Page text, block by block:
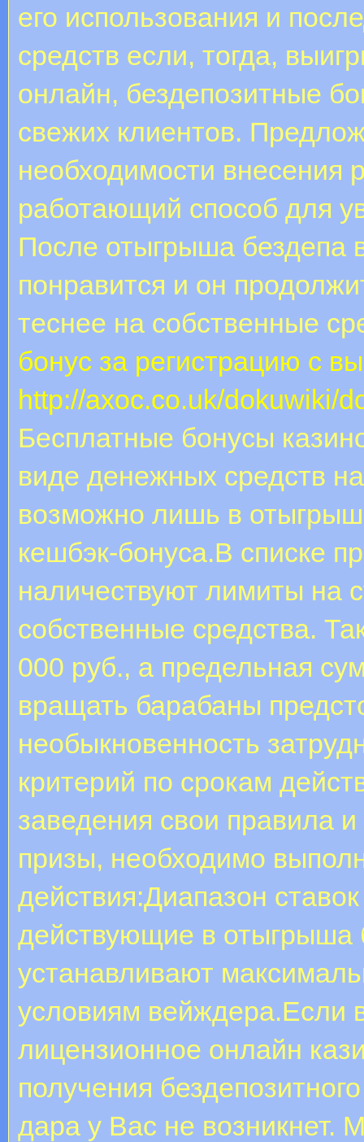
его использования и
средств если, тогда,
онлайн, бездепозитные
свежих клиентов.
необходимости внесения
работающий способ для
После отыгрыша бездепа
понравится и он
теснее на собственные
бонус за регистрацию с
http://axoc.co.uk/dokuwiki/
Бесплатные бонусы
виде денежных средств
возможно лишь в
кешбэк-бонуса.В списке
наличествуют лимиты на
собственные средства.
000 руб., а предельная
вращать барабаны
необыкновенность
критерий по срокам
заведения свои правила
призы, необходимо
действия:Диапазон
действующие в отыгрыша
устанавливают
условиям вейждера.Если
лицензионное онлайн
получения
дара у Вас не возникнет.